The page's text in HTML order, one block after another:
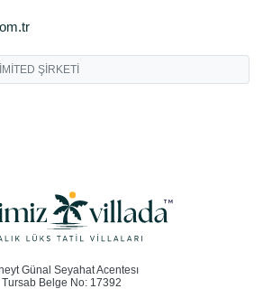
ŞİRKETİ
Günal Seyahat Acentesı
Tursab Belge No: 17392